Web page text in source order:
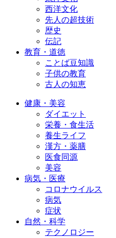
西洋文化
先人の超技術
歴史
伝記
教育・道徳
ことば豆知識
子供の教育
古人の知恵
健康・美容
ダイエット
栄養・食生活
養生ライフ
漢方・薬膳
医食同源
美容
病気・医療
コロナウイルス
病気
症状
自然・科学
テクノロジー